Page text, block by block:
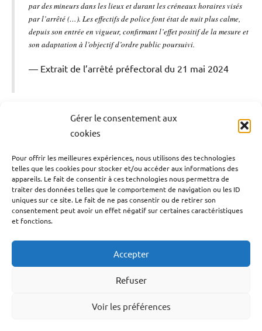
Gérer le consentement aux
cookies
Pour offrir les meilleures expériences, nous utilisons des technologies
telles que les cookies pour stocker et/ou accéder aux informations des
appareils. Le fait de consentir à ces technologies nous permettra de
traiter des données telles que le comportement de navigation ou les ID
uniques sur ce site. Le fait de ne pas consentir ou de retirer son
consentement peut avoir un effet négatif sur certaines caractéristiques
et fonctions.
Accepter
Refuser
Voir les préférences
par des mineurs dans les lieux et durant les créneaux horaires visés
par l’arrêté (…). Les effectifs de police font état de nuit plus calme,
depuis son entrée en vigueur, confirmant l’effet positif de la mesure et
son adaptation à l’objectif d’ordre public poursuivi.
Extrait de l’arrêté préfectoral du 21 mai 2024
couvre
feu
des
mineurs,
couvre
feu
des
en
Antilles-Guyane Blog France Guadeloupe
Navigation
de
l’article
Publication précédente
10 MAI 2001-10 Mai 2024 : il y a 23 ans
l’esclavage entrait enfin dans l’histoire nationale.
22 MAI 1848-22 MAI 2024 : ll y a 176 ans,
l’esclavage était aboli à la Martinique
Facebook
YouTube
TikTok
Instagram
LinkedIn
Twitter